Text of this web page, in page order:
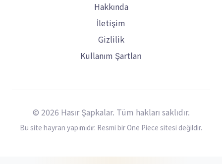
Hakkında
İletişim
Gizlilik
Kullanım Şartları
© 2026 Hasır Şapkalar. Tüm hakları saklıdır.
Bu site hayran yapımıdır. Resmi bir One Piece sitesi değildir.